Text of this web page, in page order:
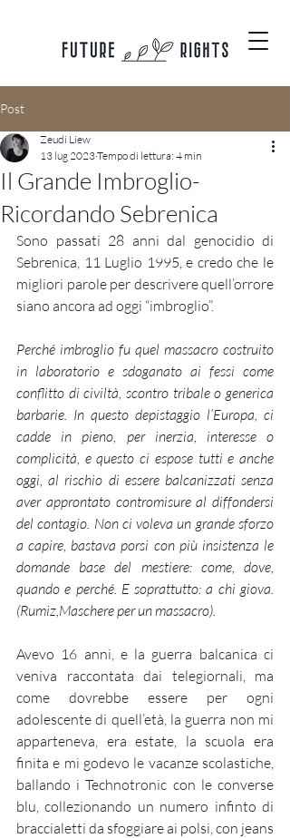
Post
Il Grande Imbroglio-
Ricordando Sebrenica
Zeudi Liew
13 lug 2023Tempo di lettura: 4 min
Sono passati 28 anni dal genocidio di
Sebrenica, 11 Luglio 1995, e credo che le
migliori parole per descrivere quell’orrore
siano ancora ad oggi “imbroglio”.
Perché imbroglio fu quel massacro costruito
in laboratorio e sdoganato ai fessi come
conflitto di civiltà, scontro tribale o generica
barbarie. In questo depistaggio l’Europa, ci
cadde in pieno, per inerzia, interesse o
complicità, e questo ci espose tutti e anche
oggi, al rischio di essere balcanizzati senza
aver approntato contromisure al diffondersi
del contagio. Non ci voleva un grande sforzo
a capire, bastava porsi con più insistenza le
domande base del mestiere: come, dove,
quando e perché. E soprattutto: a chi giova.
(Rumiz,Maschere per un massacro).
Avevo 16 anni, e la guerra balcanica ci
veniva raccontata dai telegiornali, ma
come dovrebbe essere per ogni
adolescente di quell’età, la guerra non mi
apparteneva, era estate, la scuola era
finita e mi godevo le vacanze scolastiche,
ballando i Technotronic con le converse
blu, collezionando un numero infinto di
braccialetti da sfoggiare ai polsi, con jeans